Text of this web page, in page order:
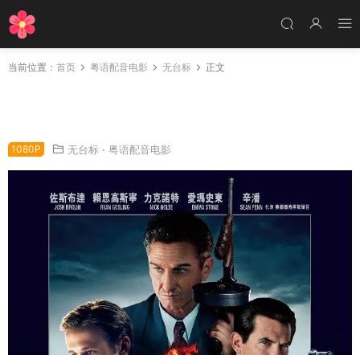
当前位置： 首页 粤语配音电影 无台标 正文
1080P 无台标 · 粤语配音电影